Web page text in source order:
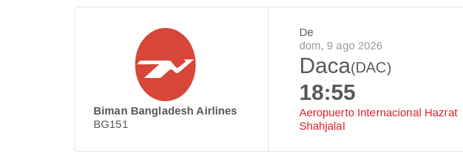
Biman Bangladesh Airlines
BG151
De
dom, 9 ago 2026
Daca(DAC)
18:55
Aeropuerto Internacional Hazrat
Shahjalal